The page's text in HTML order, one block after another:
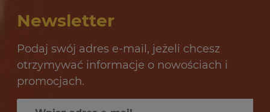
do koszyka
Newsletter
Podaj swój adres e-mail, jeżeli chcesz
otrzymywać informacje o nowościach i
promocjach.